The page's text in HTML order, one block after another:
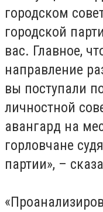
городском
городской
вас. Главное,
направление
вы поступали
личностной
авангард на
горловчане
партии», –